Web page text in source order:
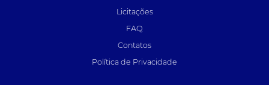
Licitações
FAQ
Contatos
Política de Privacidade